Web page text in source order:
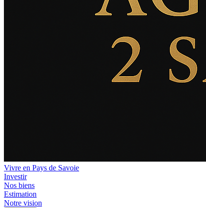
Vivre en Pays de Savoie
Investir
Nos biens
Estimation
Notre vision